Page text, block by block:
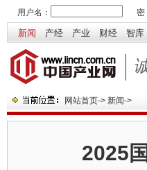
用户名： 密
新闻 产经 产业 财经 智库
网站首页-> 新闻->
2025